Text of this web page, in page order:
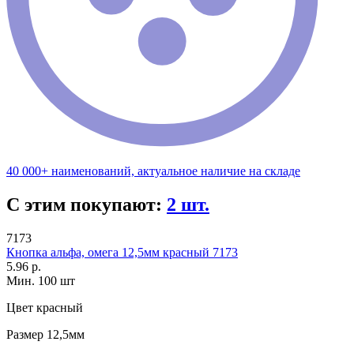
40 000+ наименований, актуальное наличие на складе
С этим покупают: 2 шт.
7173
Кнопка альфа, омега 12,5мм красный 7173
5.96 р.
Мин. 100 шт
Цвет красный
Размер 12,5мм